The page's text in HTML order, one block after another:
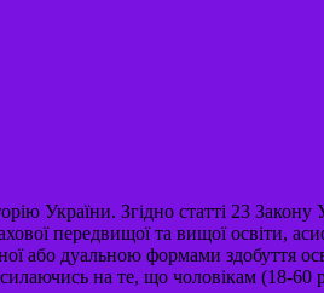
України. Згідно статті 23 Закону
передвищої та вищої освіти,
або дуальною формами здобуття
на те, що чоловікам (18-60